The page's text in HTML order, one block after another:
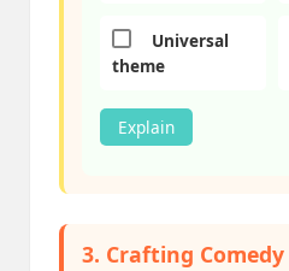
Universal
theme
Explain
3. Crafting Comedy